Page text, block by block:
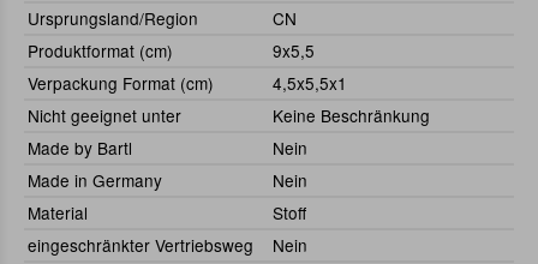
Ursprungsland/Region
CN
Produktformat (cm)
9x5,5
Verpackung Format (cm)
4,5x5,5x1
Nicht geeignet unter
Keine Beschränkung
Made by Bartl
Nein
Made in Germany
Nein
Material
Stoff
eingeschränkter Vertriebsweg
Nein